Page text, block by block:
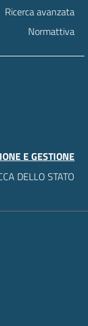
Ricerca avanzata
Normattiva
E GESTIONE
DELLO STATO